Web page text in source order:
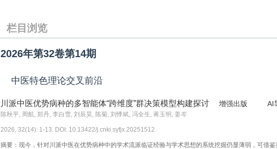
栏目浏览
2026年第32卷第14期
中医特色理论交叉前沿
川派中医优势病种的多智能体“跨维度”群决策模型构建探讨 增强出版 AI
陈秋平, 周航, 郑丹, 李白雪, 刘辰昊, 陈菊, 刘悸斌, 冯全生, 蒋玉明, 姜岑
2026, 32(14): 1-13. DOI: 10.13422/j.cnki.syfjx.20251512
摘要：现今，针对川派中医在优势病种中的学术流派临证经验与学术思想的系统挖掘仍显薄弱，可借